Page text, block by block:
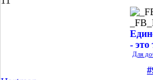
- это
Для